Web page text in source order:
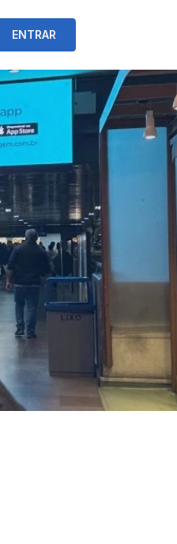
ENTRAR